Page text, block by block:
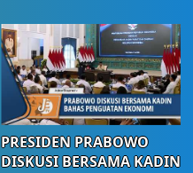
PRESIDEN PRABOWO
DISKUSI BERSAMA KADIN